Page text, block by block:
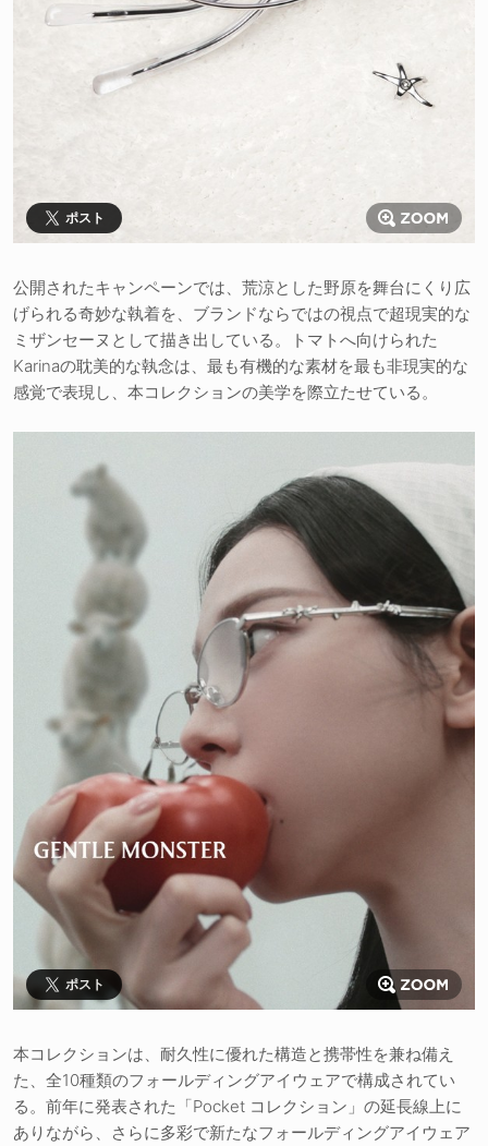
ポスト
公開されたキャンペーンでは、荒涼とした野原を舞台にくり広
げられる奇妙な執着を、ブランドならではの視点で超現実的な
ミザンセーヌとして描き出している。トマトへ向けられた
Karinaの耽美的な執念は、最も有機的な素材を最も非現実的な
感覚で表現し、本コレクションの美学を際立たせている。
ポスト
本コレクションは、耐久性に優れた構造と携帯性を兼ね備え
た、全10種類のフォールディングアイウェアで構成されてい
る。前年に発表された「Pocket コレクション」の延長線上に
ありながら、さらに多彩で新たなフォールディングアイウェア